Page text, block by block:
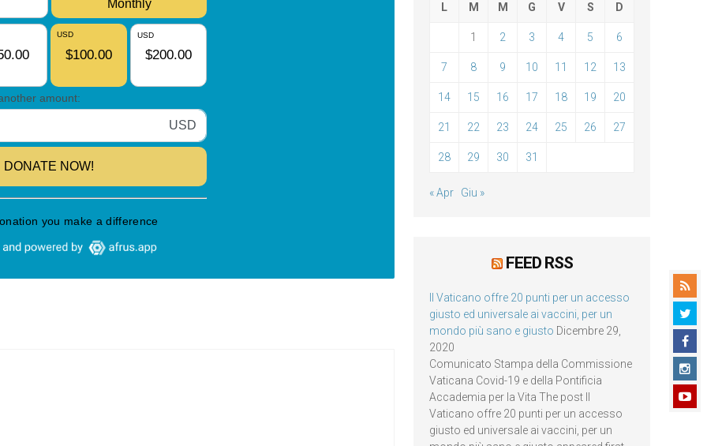
L M M G V S D
1 2 3 4 5 6
7 8 9 10 11 12 13
14 15 16 17 18 19 20
21 22 23 24 25 26 27
28 29 30 31
« Apr Giu »
FEED RSS
Il Vaticano offre 20 punti per un accesso
giusto ed universale ai vaccini, per un
mondo più sano e giusto Dicembre 29,
2020
Comunicato Stampa della Commissione
Vaticana Covid-19 e della Pontificia
Accademia per la Vita The post Il
Vaticano offre 20 punti per un accesso
giusto ed universale ai vaccini, per un